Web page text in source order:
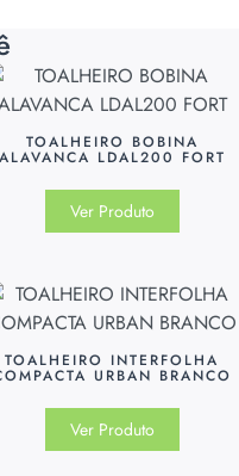
TOALHEIRO BOBINA
ALAVANCA LDAL200 FORT
Ver Produto
TOALHEIRO INTERFOLHA
URBAN BRANCO
Ver Produto